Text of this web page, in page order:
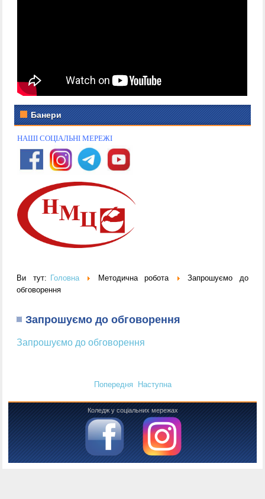
Банери
НАШІ СОЦІАЛЬНІ МЕРЕЖІ
Ви тут: Головна Методична робота
Запрошуємо до
обговорення
Запрошуємо до обговорення
Запрошуємо до обговорення
Попередня Наступна
Коледж у соціальних мережах